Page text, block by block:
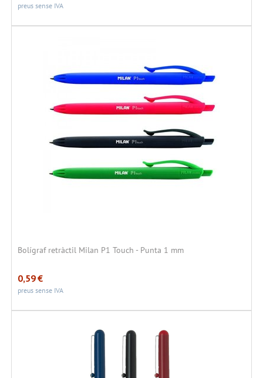
preus sense IVA
Bolígraf retràctil Milan P1 Touch - Punta 1 mm
0,59€
preus sense IVA